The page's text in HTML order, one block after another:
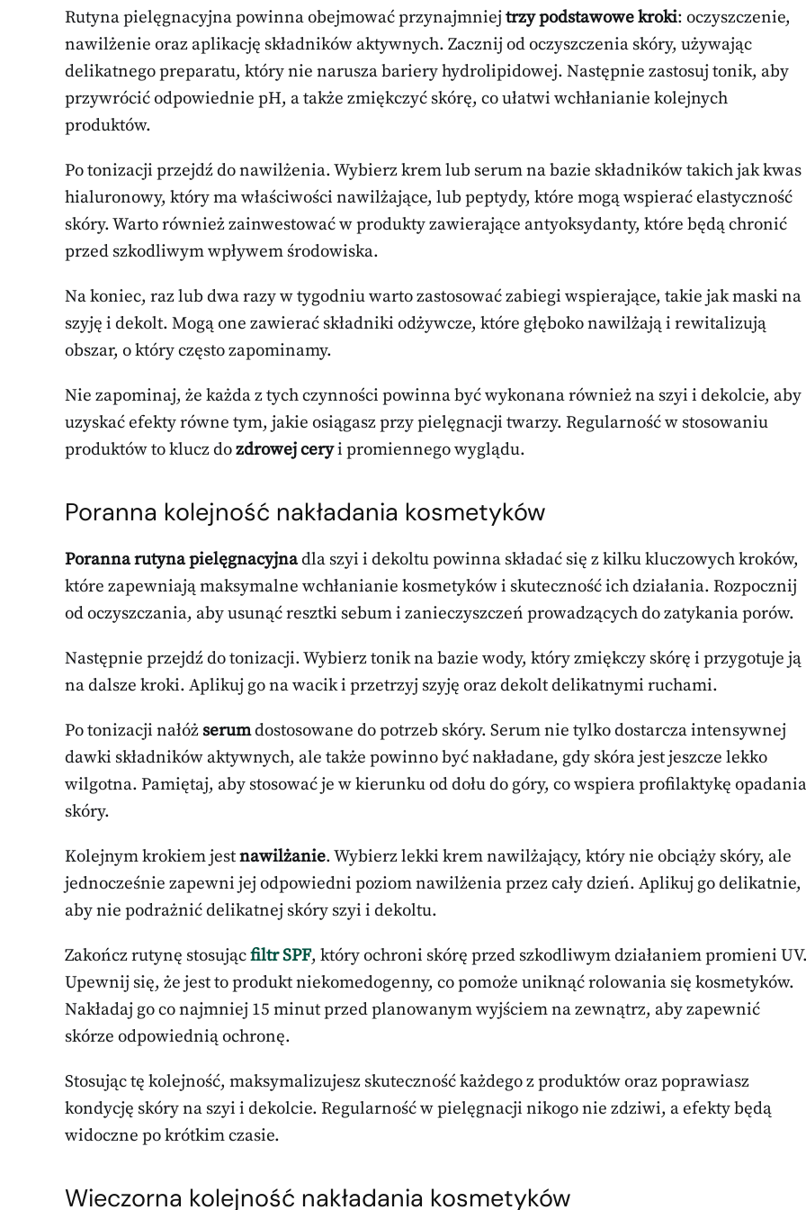
Rutyna pielęgnacyjna powinna obejmować przynajmniejtrzy podstawowe kroki: oczyszczenie,
nawilżenie oraz aplikację składników aktywnych. Zacznij od oczyszczenia skóry, używając
delikatnego preparatu, który nie narusza bariery hydrolipidowej. Następnie zastosuj tonik, aby
przywrócić odpowiednie pH, a także zmiękczyć skórę, co ułatwi wchłanianie kolejnych
produktów.
Po tonizacji przejdź do nawilżenia. Wybierz krem lub serum na bazie składników takich jak kwas
hialuronowy, który ma właściwości nawilżające, lub peptydy, które mogą wspierać elastyczność
skóry. Warto również zainwestować w produkty zawierające antyoksydanty, które będą chronić
przed szkodliwym wpływem środowiska.
Na koniec, raz lub dwa razy w tygodniu warto zastosować zabiegi wspierające, takie jak maski na
szyję i dekolt. Mogą one zawierać składniki odżywcze, które głęboko nawilżają i rewitalizują
obszar, o który często zapominamy.
Nie zapominaj, że każda z tych czynności powinna być wykonana również na szyi i dekolcie, aby
uzyskać efekty równe tym, jakie osiągasz przy pielęgnacji twarzy. Regularność w stosowaniu
produktów to klucz dozdrowej ceryi promiennego wyglądu.
Poranna kolejność nakładania kosmetyków
Poranna rutyna pielęgnacyjnadla szyi i dekoltu powinna składać się z kilku kluczowych kroków,
które zapewniają maksymalne wchłanianie kosmetyków i skuteczność ich działania. Rozpocznij
od oczyszczania, aby usunąć resztki sebum i zanieczyszczeń prowadzących do zatykania porów.
Następnie przejdź do tonizacji. Wybierz tonik na bazie wody, który zmiękczy skórę i przygotuje ją
na dalsze kroki. Aplikuj go na wacik i przetrzyj szyję oraz dekolt delikatnymi ruchami.
Po tonizacji nałóż serumdostosowane do potrzeb skóry. Serum nie tylko dostarcza intensywnej
dawki składników aktywnych, ale także powinno być nakładane, gdy skóra jest jeszcze lekko
wilgotna. Pamiętaj, aby stosować je w kierunku od dołu do góry, co wspiera profilaktykę opadania
skóry.
Kolejnym krokiem jestnawilżanie. Wybierz lekki krem nawilżający, który nie obciąży skóry, ale
jednocześnie zapewni jej odpowiedni poziom nawilżenia przez cały dzień. Aplikuj go delikatnie,
aby nie podrażnić delikatnej skóry szyi i dekoltu.
Zakończ rutynę stosującfiltr SPF, który ochroni skórę przed szkodliwym działaniem promieni
Upewnij się, że jest to produkt niekomedogenny, co pomoże uniknąć rolowania się kosmetyków.
Nakładaj go co najmniej 15 minut przed planowanym wyjściem na zewnątrz, aby zapewnić
skórze odpowiednią ochronę.
Stosując tę kolejność, maksymalizujesz skuteczność każdego z produktów oraz poprawiasz
kondycję skóry na szyi i dekolcie. Regularność w pielęgnacji nikogo nie zdziwi, a efekty będą
widoczne po krótkim czasie.
Wieczorna kolejność nakładania kosmetyków